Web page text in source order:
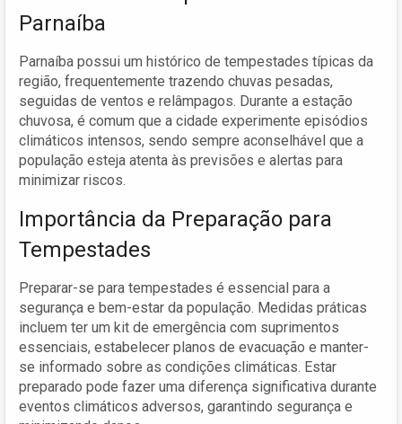
Parnaíba
Parnaíba possui um histórico de tempestades típicas da
região, frequentemente trazendo chuvas pesadas,
seguidas de ventos e relâmpagos. Durante a estação
chuvosa, é comum que a cidade experimente episódios
climáticos intensos, sendo sempre aconselhável que a
população esteja atenta às previsões e alertas para
minimizar riscos.
Importância da Preparação para
Tempestades
Preparar-se para tempestades é essencial para a
segurança e bem-estar da população. Medidas práticas
incluem ter um kit de emergência com suprimentos
essenciais, estabelecer planos de evacuação e manter-
se informado sobre as condições climáticas. Estar
preparado pode fazer uma diferença significativa durante
eventos climáticos adversos, garantindo segurança e